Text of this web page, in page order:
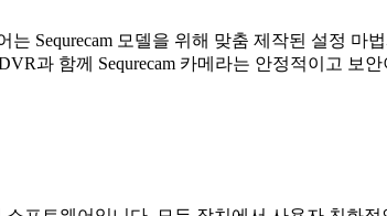
Sequrecam 모델을 위해 맞춤 제작된 설정
과 함께 Sequrecam 카메라는 안정적이고 보